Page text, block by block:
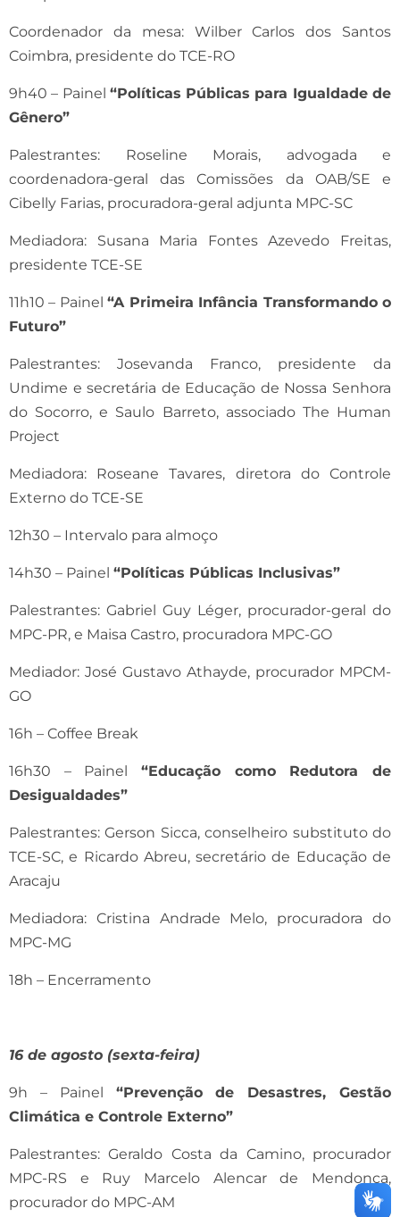
Coordenador da mesa: Wilber Carlos dos Santos
Coimbra, presidente do TCE-RO
9h40 – Painel “Políticas Públicas para Igualdade de
Gênero”
Palestrantes: Roseline Morais, advogada e
coordenadora-geral das Comissões da OAB/SE e
Cibelly Farias, procuradora-geral adjunta MPC-SC
Mediadora: Susana Maria Fontes Azevedo Freitas,
presidente TCE-SE
11h10 – Painel“A Primeira Infância Transformando o
Futuro”
Palestrantes: Josevanda Franco, presidente da
Undime e secretária de Educação de Nossa Senhora
do Socorro, e Saulo Barreto, associado The Human
Project
Mediadora: Roseane Tavares, diretora do Controle
Externo do TCE-SE
12h30 – Intervalo para almoço
14h30 – Painel “Políticas Públicas Inclusivas”
Palestrantes: Gabriel Guy Léger, procurador-geral do
MPC-PR, e Maisa Castro, procuradora MPC-GO
Mediador: José Gustavo Athayde, procurador MPCM-
GO
16h – Coffee Break
16h30 – Painel “Educação como Redutora de
Desigualdades”
Palestrantes: Gerson Sicca, conselheiro substituto do
TCE-SC, e Ricardo Abreu, secretário de Educação de
Aracaju
Mediadora: Cristina Andrade Melo, procuradora do
MPC-MG
18h – Encerramento
16 de agosto (sexta-feira)
9h – Painel “Prevenção de Desastres, Gestão
Climática e Controle Externo”
Palestrantes: Geraldo Costa da Camino, procurador
MPC-RS e Ruy Marcelo Alencar de Mendonça,
procurador do MPC-AM